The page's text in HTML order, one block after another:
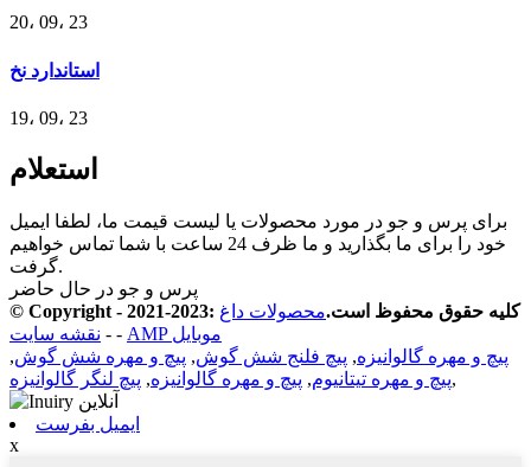
20، 09، 23
استاندارد نخ
19، 09، 23
استعلام
برای پرس و جو در مورد محصولات یا لیست قیمت ما، لطفا ایمیل
خود را برای ما بگذارید و ما ظرف 24 ساعت با شما تماس خواهیم
گرفت.
پرس و جو در حال حاضر
© Copyright - 2021-2023: کلیه حقوق محفوظ است. محصولات داغ
- نقشه سایت -
AMP موبایل
پیچ و مهره گالوانیزه, پیچ فلنج شش گوش, پیچ و مهره شش گوش,
پیچ و مهره تیتانیوم, پیچ و مهره گالوانیزه, پیچ لنگر گالوانیزه ,
ایمیل بفرست
x